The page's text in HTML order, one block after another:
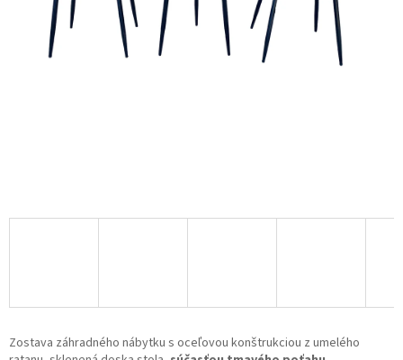
Zostava záhradného nábytku s oceľovou konštrukciou z umelého